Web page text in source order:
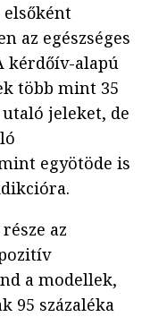
elsőként
az egészséges
kérdőív-alapú
több mint 35
jeleket, de
egyötöde is
az
a modellek,
95 százaléka